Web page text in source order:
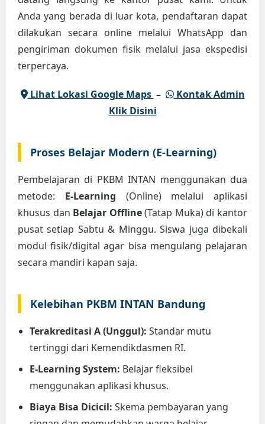
Anda yang berada di luar kota, pendaftaran dapat
dilakukan secara online melalui WhatsApp dan
pengiriman dokumen fisik melalui jasa ekspedisi
terpercaya.
Lihat Lokasi Google Maps –
Kontak Admin
Klik Disini
Proses Belajar Modern (E-Learning)
Pembelajaran di PKBM INTAN menggunakan dua
metode: E-Learning (Online) melalui aplikasi
khusus dan Belajar Offline(Tatap Muka) di kantor
pusat setiap Sabtu & Minggu. Siswa juga dibekali
modul fisik/digital agar bisa mengulang pelajaran
secara mandiri kapan saja.
Kelebihan PKBM INTAN Bandung
Terakreditasi A (Unggul): Standar mutu
tertinggi dari Kemendikdasmen RI.
E-Learning System: Belajar fleksibel
menggunakan aplikasi khusus.
Biaya Bisa Dicicil: Skema pembayaran yang